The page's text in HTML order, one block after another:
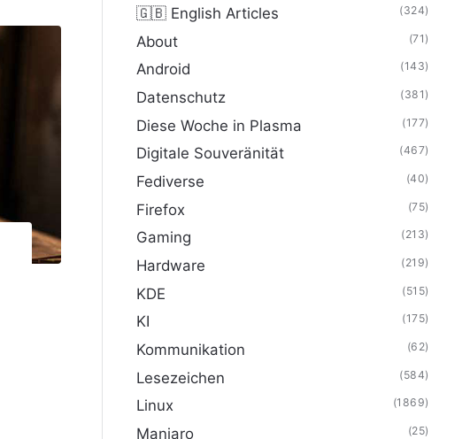
🇬🇧 English Articles (324)
About (71)
Android (143)
Datenschutz (381)
Diese Woche in Plasma (177)
Digitale Souveränität (467)
Fediverse (40)
Firefox (75)
Gaming (213)
Hardware (219)
KDE (515)
KI (175)
Kommunikation (62)
Lesezeichen (584)
Linux (1869)
Manjaro (25)